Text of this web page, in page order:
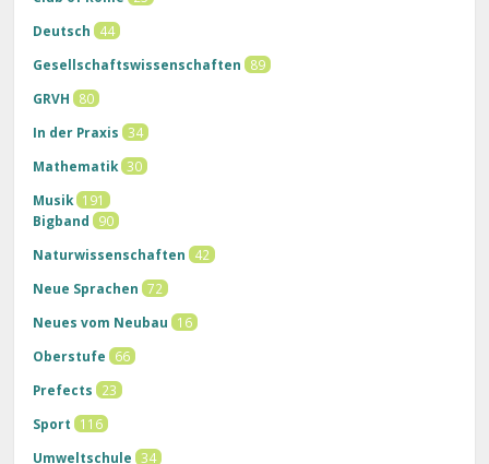
Deutsch
44
Gesellschaftswissenschaften
89
GRVH
80
In der Praxis
34
Mathematik 30
Musik 191
Bigband
90
Naturwissenschaften
42
Neue Sprachen 72
Neues vom Neubau
16
Oberstufe
66
Prefects
23
Sport
116
Umweltschule
34